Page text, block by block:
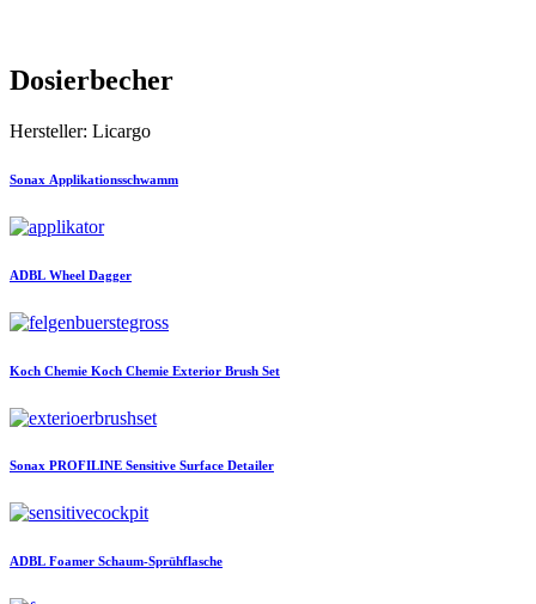
Dosierbecher
Hersteller: Licargo
Sonax Applikationsschwamm
ADBL Wheel Dagger
Koch Chemie Koch Chemie Exterior Brush Set
Sonax PROFILINE Sensitive Surface Detailer
ADBL Foamer Schaum-Sprühflasche